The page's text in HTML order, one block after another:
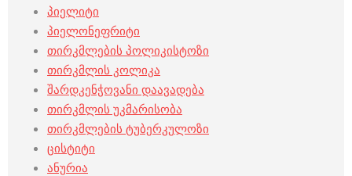
პიელიტი
პიელონეფრიტი
თირკმლების პოლიკისტოზი
თირკმლის კოლიკა
შარდკენჭოვანი დაავადება
თირკმლის უკმარისობა
თირკმლების ტუბერკულოზი
ცისტიტი
ანურია